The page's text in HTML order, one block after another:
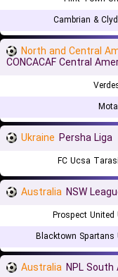
Cambrian &
North and Central
CONCACAF Central
Ukraine Persha Liga
FC Ucsa
Australia NSW
Prospect United
Blacktown Spartans
Australia NPL